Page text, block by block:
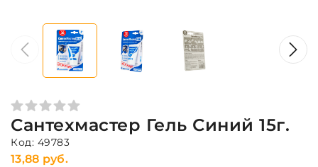
Сантехмастер Гель Синий 15г.
Код: 49783
13,88 руб.